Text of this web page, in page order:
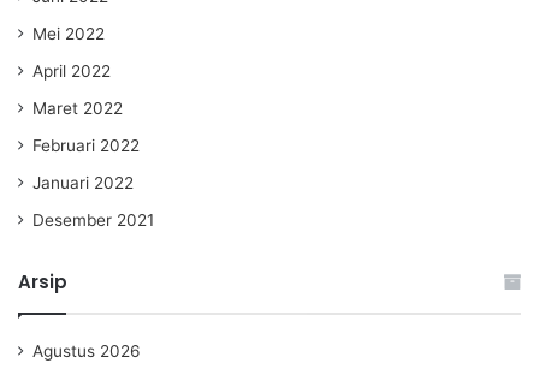
Mei 2022
April 2022
Maret 2022
Februari 2022
Januari 2022
Desember 2021
Arsip
Agustus 2026